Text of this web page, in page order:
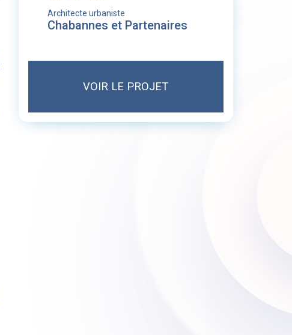
Architecte urbaniste
Chabannes et Partenaires
VOIR LE PROJET